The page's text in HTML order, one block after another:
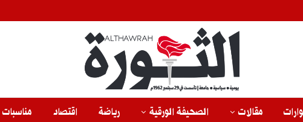
مقالات الصحيفة الورقية رياضة اقتصاد مناسبات